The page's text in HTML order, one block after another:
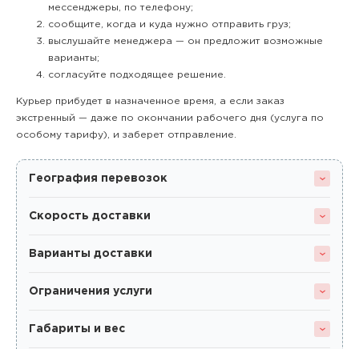
мессенджеры, по телефону;
сообщите, когда и куда нужно отправить груз;
выслушайте менеджера — он предложит возможные
варианты;
согласуйте подходящее решение.
Курьер прибудет в назначенное время, а если заказ
экстренный — даже по окончании рабочего дня (услуга по
особому тарифу), и заберет отправление.
География перевозок
Скорость доставки
Варианты доставки
Ограничения услуги
Габариты и вес